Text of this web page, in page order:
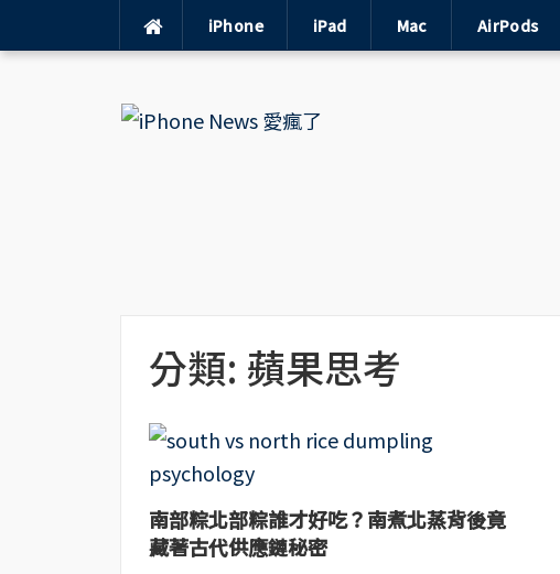
iPhone iPad Mac AirPods
分類: 蘋果思考
南部粽北部粽誰才好吃？南煮北蒸背後竟
藏著古代供應鏈秘密